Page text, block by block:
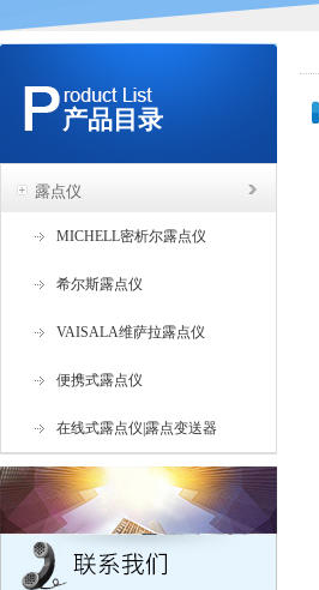
产品目录
露点仪
MICHELL密析尔露点仪
希尔斯露点仪
VAISALA维萨拉露点仪
便携式露点仪
在线式露点仪|露点变送器